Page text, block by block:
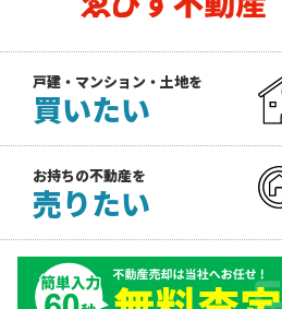
戸建・マンション・土地を
買いたい
お持ちの不動産を
売りたい